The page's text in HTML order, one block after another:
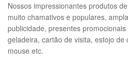
Nossos impressionantes produtos
muito chamativos e populares,
publicidade, presentes
geladeira, cartão de visita, estojo de
mouse etc.